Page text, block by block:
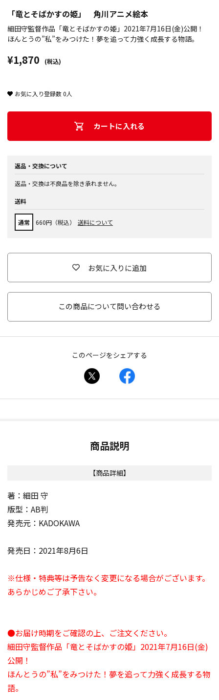
「竜とそばかすの姫」 角川アニメ絵本
細田守監督作品「竜とそばかすの姫」2021年7月16日(金)公開！
ほんとうの”私”をみつけた！夢を追って力強く成長する物語。
¥1,870 (税込)
お気に入り登録数0人
カートに入れる
返品・交換について
返品・交換は不良品を除き承れません。
送料
通常 660円（税込） 送料について
お気に入りに追加
この商品について問い合わせる
このページをシェアする
商品説明
【商品詳細】
著：細田 守
版型：AB判
発売元：KADOKAWA
発売日：2021年8月6日
※仕様・特典等は予告なく変更になる場合がございます。
あらかじめご了承下さい。
●お届け時期をご確認の上、ご注文ください。
細田守監督作品「竜とそばかすの姫」2021年7月16日(金)
公開！
ほんとうの”私”をみつけた！夢を追って力強く成長する物
語。